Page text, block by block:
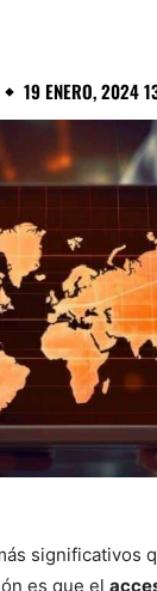
19 ENERO, 2024
significativos
es que el